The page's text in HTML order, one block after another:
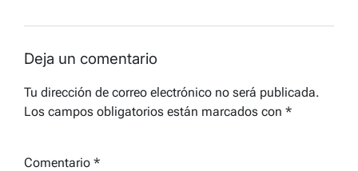
Deja un comentario
Tu dirección de correo electrónico no será publicada.
Los campos obligatorios están marcados con *
Comentario *